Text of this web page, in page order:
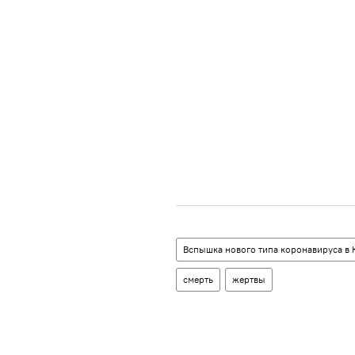
Вспышка нового типа коронавируса в
смерть жертвы